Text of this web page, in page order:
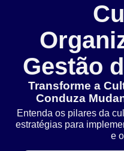
Gestão
Transforme a
Conduza
Entenda os pilares da
estratégias para
e